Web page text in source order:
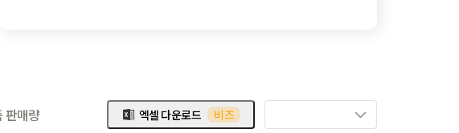
판매량 엑셀 다운로드 비즈